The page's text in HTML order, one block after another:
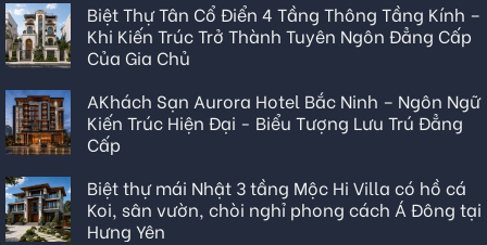
Biệt Thự Tân Cổ Điển 4 Tầng Thông Tầng Kính –
Khi Kiến Trúc Trở Thành Tuyên Ngôn Đẳng Cấp
Của Gia Chủ
AKhách Sạn Aurora Hotel Bắc Ninh – Ngôn Ngữ
Kiến Trúc Hiện Đại - Biểu Tượng Lưu Trú Đẳng
Cấp
Biệt thự mái Nhật 3 tầng Mộc Hi Villa có hồ cá
Koi, sân vườn, chòi nghỉ phong cách Á Đông tại
Hưng Yên